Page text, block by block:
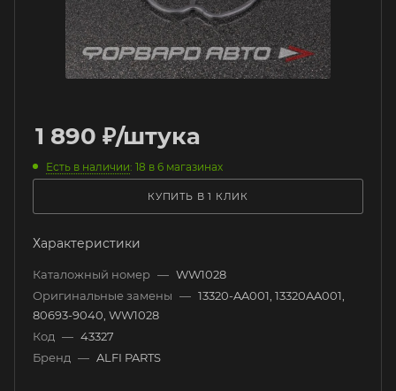
1 890 ₽/штука
Есть в наличии: 18 в 6 магазинах
КУПИТЬ В 1 КЛИК
Характеристики
Каталожный номер — WW1028
Оригинальные замены — 13320-AA001, 13320AA001,
80693-9040, WW1028
Код — 43327
Бренд — ALFI PARTS